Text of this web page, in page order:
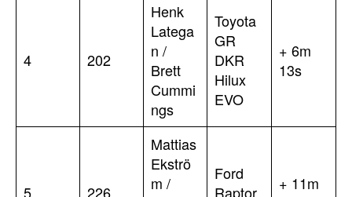
4 202
Henk
Latega
n /
Brett
Cummi
ngs
Toyota
GR
DKR
Hilux
EVO
+ 6m
13s
5 226
Mattias
Ekströ
m /
Ford
Raptor
+ 11m